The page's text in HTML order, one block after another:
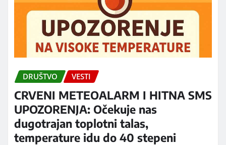
DRUŠTVO VESTI
CRVENI METEOALARM I HITNA SMS
UPOZORENJA: Očekuje nas
dugotrajan toplotni talas,
temperature idu do 40 stepeni